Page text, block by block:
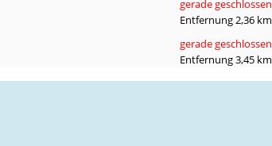
gerade geschlossen
Entfernung 2,36 km
gerade geschlossen
Entfernung 3,45 km